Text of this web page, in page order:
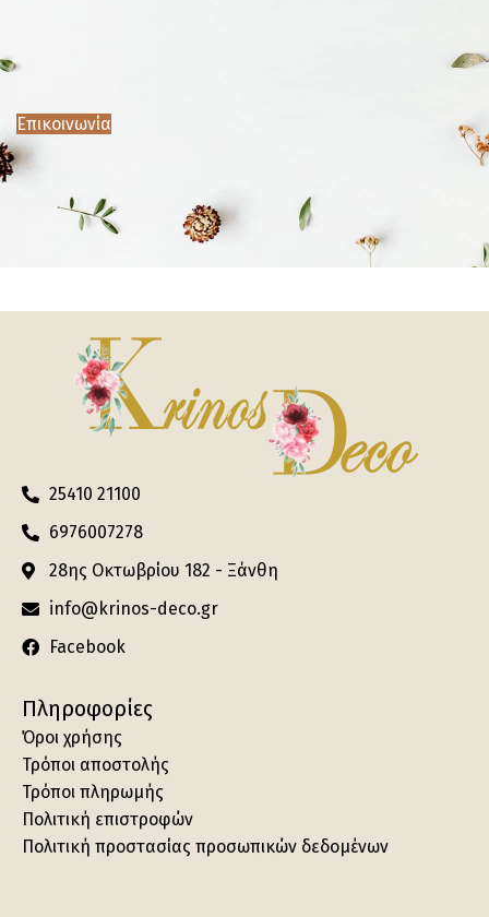
Επικοινωνία
25410 21100
6976007278
28ης Οκτωβρίου 182 - Ξάνθη
info@krinos-deco.gr
Facebook
Πληροφορίες
Όροι χρήσης
Τρόποι αποστολής
Τρόποι πληρωμής
Πολιτική επιστροφών
Πολιτική προστασίας προσωπικών δεδομένων